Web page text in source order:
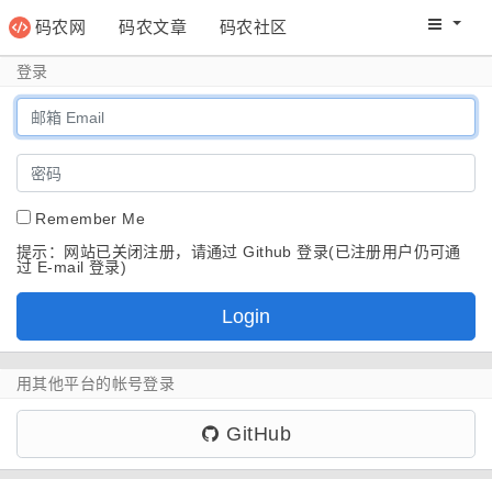
码农网 码农文章 码农社区 码农网
登录
Remember Me
提示：网站已关闭注册，请通过 Github 登录(已注册用户仍可通
过 E-mail 登录)
Login
用其他平台的帐号登录
GitHub